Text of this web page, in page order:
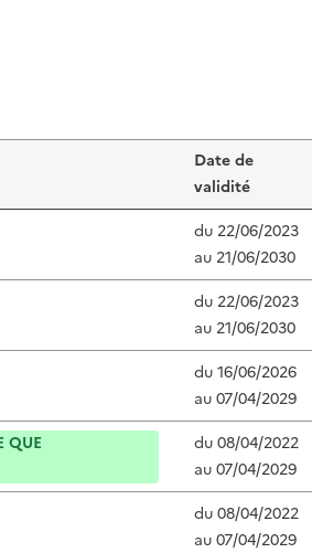
Date de
validité
du 22/06/2023
au 21/06/2030
du 22/06/2023
au 21/06/2030
du16/06/2026
au07/04/2029
QUE
du08/04/2022
au07/04/2029
du08/04/2022
au07/04/2029